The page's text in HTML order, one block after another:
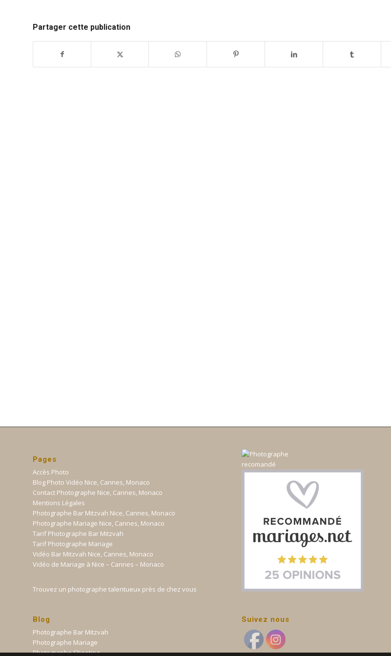
Partager cette publication
Pages
Accès Photo
Blog Photo Vidéo Nice, Cannes, Monaco
Contact Photographe Nice, Cannes, Monaco
Mentions Légales
Photographe Bar Mitzvah Nice, Cannes, Monaco
Photographe Mariage Nice, Cannes, Monaco
Tarif Photographe Bar Mitzvah
Tarif Photographe Mariage
Vidéo Bar Mitzvah Nice, Cannes, Monaco
Vidéo de Mariage à Nice – Cannes – Monaco
Trouvez un photographe talentueux près de chez vous
Blog
Photographe Bar Mitzvah
Photographe Mariage
Photographe Shooting
Suivez nous